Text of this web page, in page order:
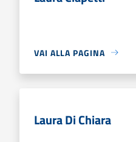
VAI ALLA PAGINA
Laura Di Chiara